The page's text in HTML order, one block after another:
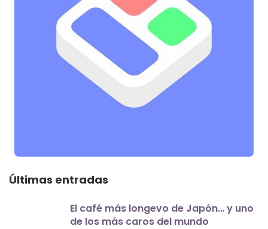
Últimas entradas
El café más longevo de Japón… y uno
de los más caros del mundo